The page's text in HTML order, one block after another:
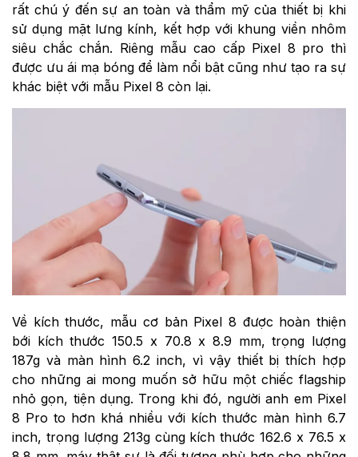
rất chú ý đến sự an toàn và thẩm mỹ của thiết bị khi
sử dụng mặt lưng kính, kết hợp với khung viền nhôm
siêu chắc chắn. Riêng mẫu cao cấp Pixel 8 pro thì
được ưu ái mạ bóng để làm nổi bật cũng như tạo ra sự
khác biệt với mẫu Pixel 8 còn lại.
Về kích thước, mẫu cơ bản Pixel 8 được hoàn thiện
bới kích thước 150.5 x 70.8 x 8.9 mm, trọng lượng
187g và màn hình 6.2 inch, vì vậy thiết bị thích hợp
cho những ai mong muốn sở hữu một chiếc flagship
nhỏ gọn, tiện dụng. Trong khi đó, người anh em Pixel
8 Pro to hơn khá nhiều với kích thước màn hình 6.7
inch, trọng lượng 213g cùng kích thước 162.6 x 76.5 x